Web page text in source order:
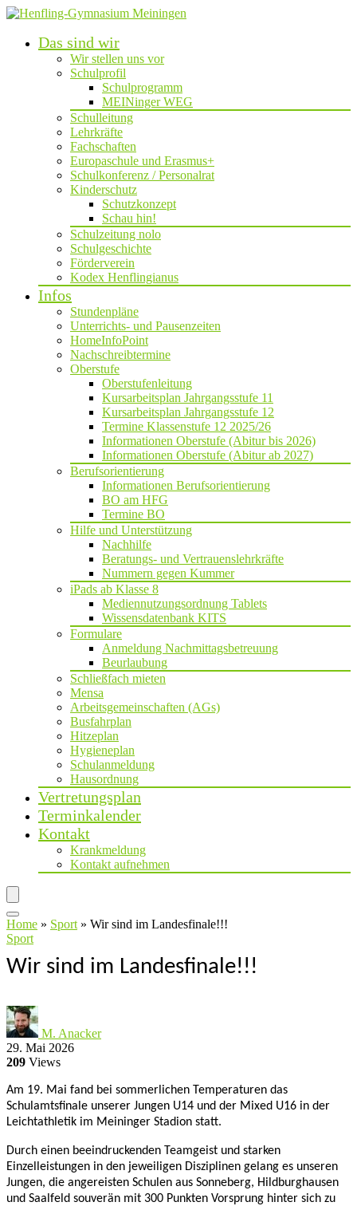
Das sind wir
Wir stellen uns vor
Schulprofil
Schulprogramm
MEINinger WEG
Schulleitung
Lehrkräfte
Fachschaften
Europaschule und Erasmus+
Schulkonferenz / Personalrat
Kinderschutz
Schutzkonzept
Schau hin!
Schulzeitung nolo
Schulgeschichte
Förderverein
Kodex Henflingianus
Infos
Stundenpläne
Unterrichts- und Pausenzeiten
HomeInfoPoint
Nachschreibtermine
Oberstufe
Oberstufenleitung
Kursarbeitsplan Jahrgangsstufe 11
Kursarbeitsplan Jahrgangsstufe 12
Termine Klassenstufe 12 2025/26
Informationen Oberstufe (Abitur bis 2026)
Informationen Oberstufe (Abitur ab 2027)
Berufsorientierung
Informationen Berufsorientierung
BO am HFG
Termine BO
Hilfe und Unterstützung
Nachhilfe
Beratungs- und Vertrauenslehrkräfte
Nummern gegen Kummer
iPads ab Klasse 8
Mediennutzungsordnung Tablets
Wissensdatenbank KITS
Formulare
Anmeldung Nachmittagsbetreuung
Beurlaubung
Schließfach mieten
Mensa
Arbeitsgemeinschaften (AGs)
Busfahrplan
Hitzeplan
Hygieneplan
Schulanmeldung
Hausordnung
Vertretungsplan
Terminkalender
Kontakt
Krankmeldung
Kontakt aufnehmen
Home » Sport » Wir sind im Landesfinale!!!
Sport
Wir sind im Landesfinale!!!
M. Anacker
29. Mai 2026
209 Views
Am 19. Mai fand bei sommerlichen Temperaturen das
Schulamtsfinale unserer Jungen U14 und der Mixed U16 in der
Leichtathletik im Meininger Stadion statt.
Durch einen beeindruckenden Teamgeist und starken
Einzelleistungen in den jeweiligen Disziplinen gelang es unseren
Jungen, die angereisten Schulen aus Sonneberg, Hildburghausen
und Saalfeld souverän mit 300 Punkten Vorsprung hinter sich zu